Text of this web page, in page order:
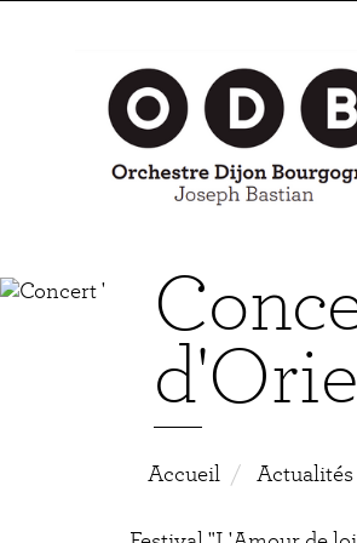
Accueil Actualités